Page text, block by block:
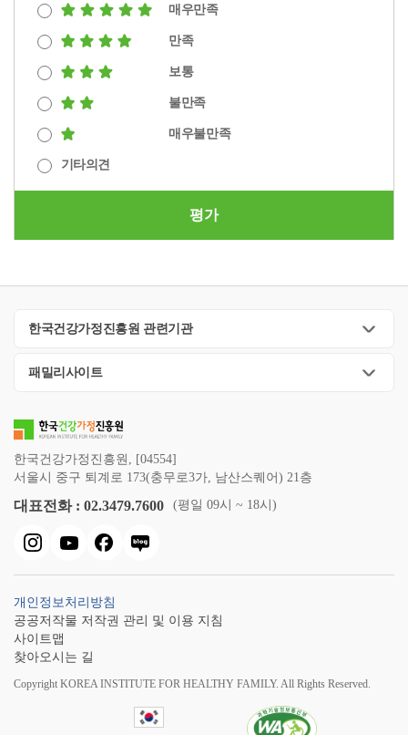
매우만족
만족
보통
불만족
매우불만족
기타의견
평가
한국건강가정진흥원 관련기관
패밀리사이트
한국건강가정진흥원, [04554]
서울시 중구 퇴계로 173(충무로3가, 남산스퀘어) 21층
대표전화 : 02.3479.7600 (평일 09시 ~ 18시)
개인정보처리방침
공공저작물 저작권 관리 및 이용 지침
사이트맵
찾아오시는 길
Copyright KOREA INSTITUTE FOR HEALTHY FAMILY. All Rights Reserved.